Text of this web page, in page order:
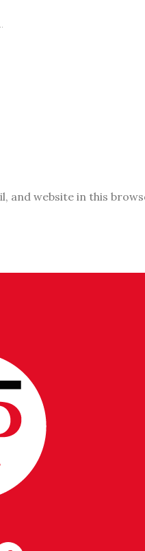
and website in this